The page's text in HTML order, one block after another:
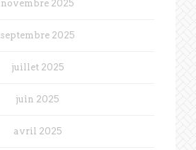
novembre 2025
septembre 2025
juillet 2025
juin 2025
avril 2025